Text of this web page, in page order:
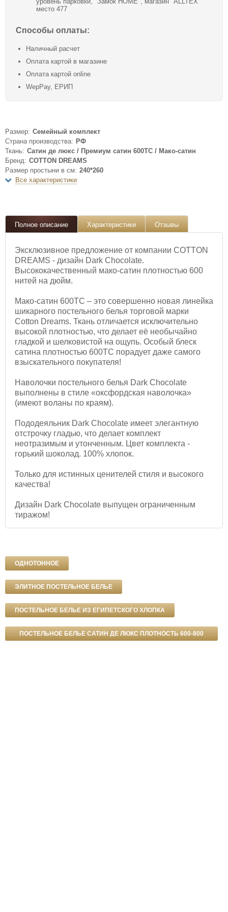
место 477
Способы оплаты:
Наличный расчет
Оплата картой в магазине
Оплата картой online
WepPay, ЕРИП
Размер: Семейный комплект
Страна производства: РФ
Ткань: Сатин де люкс / Премиум сатин 600ТС / Мако-сатин
Бренд: COTTON DREAMS
Размер простыни в см: 240*260
Все характеристики
Полное описание Характеристики Отзывы
Эксклюзивное предложение от компании COTTON
DREAMS - дизайн Dark Chocolate.
Высококачественный мако-сатин плотностью 600
нитей на дюйм.
Мако-сатин 600TC – это совершенно новая линейка
шикарного постельного белья торговой марки
Cotton Dreams. Ткань отличается исключительно
высокой плотностью, что делает её необычайно
гладкой и шелковистой на ощупь. Особый блеск
сатина плотностью 600ТС порадует даже самого
взыскательного покупателя!
Наволочки постельного белья Dark Chocolate
выполнены в стиле «оксфордская наволочка»
(имеют воланы по краям).
Пододеяльник Dark Chocolate имеет элегантную
отстрочку гладью, что делает комплект
неотразимым и утонченным. Цвет комплекта -
горький шоколад. 100% хлопок.
Только для истинных ценителей стиля и высокого
качества!
Дизайн Dark Chocolate выпущен ограниченным
тиражом!
ОДНОТОННОЕ
ЭЛИТНОЕ ПОСТЕЛЬНОЕ БЕЛЬЕ
ПОСТЕЛЬНОЕ БЕЛЬЕ ИЗ ЕГИПЕТСКОГО ХЛОПКА
ПОСТЕЛЬНОЕ БЕЛЬЕ САТИН ДЕ ЛЮКС ПЛОТНОСТЬ 600-800